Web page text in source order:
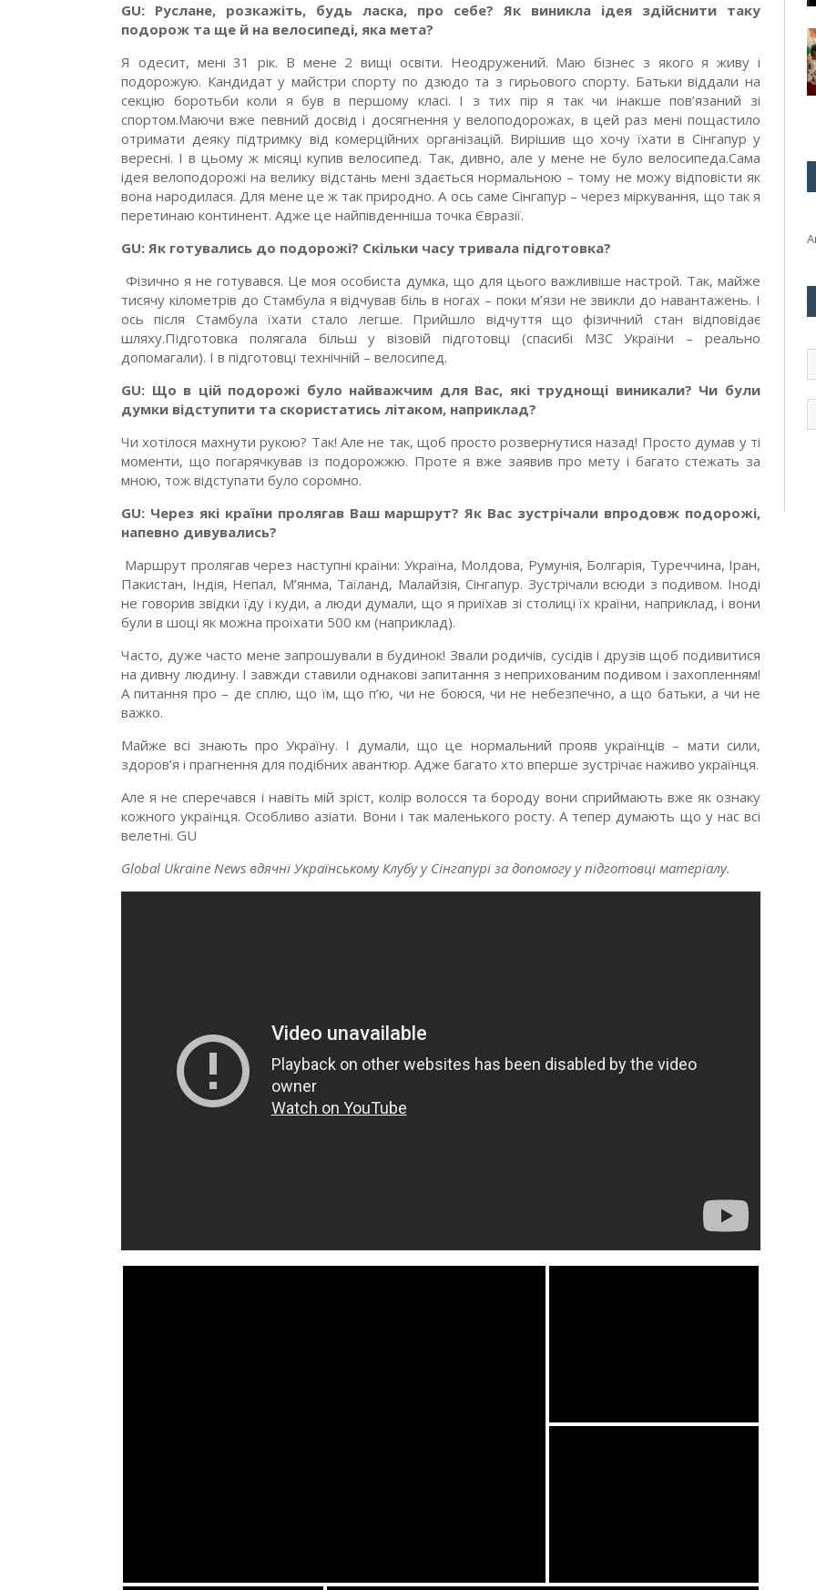
GU: Руслане, розкажіть, будь ласка, про себе? Як виникла ідея здійснити таку
подорож та ще й на велосипеді, яка мета?
Я одесит, мені 31 рік. В мене 2 вищі освіти. Неодружений. Маю бізнес з якого я живу і
подорожую. Кандидат у майстри спорту по дзюдо та з гирьового спорту. Батьки віддали на
секцію боротьби коли я був в першому класі. І з тих пір я так чи інакше пов’язаний зі
спортом.Маючи вже певний досвід і досягнення у велоподорожах, в цей раз мені пощастило
отримати деяку підтримку від комерційних організацій. Вирішив що хочу їхати в Сінгапур у
вересні. І в цьому ж місяці купив велосипед. Так, дивно, але у мене не було велосипеда.Сама
ідея велоподорожі на велику відстань мені здається нормальною – тому не можу відповісти як
вона народилася. Для мене це ж так природно. А ось саме Сінгапур – через міркування, що так я
перетинаю континент. Адже це найпівденніша точка Євразії.
GU: Як готувались до подорожі? Скільки часу тривала підготовка?
Фізично я не готувався. Це моя особиста думка, що для цього важливіше настрой. Так, майже
тисячу кілометрів до Стамбула я відчував біль в ногах – поки м’язи не звикли до навантажень. І
ось після Стамбула їхати стало легше. Прийшло відчуття що фізичний стан відповідає
шляху.Підготовка полягала більш у візовій підготовці (спасибі МЗС України – реально
допомагали). І в підготовці технічній – велосипед.
GU: Що в цій подорожі було найважчим для Вас, які труднощі виникали? Чи були
думки відступити та скористатись літаком, наприклад?
Чи хотілося махнути рукою? Так! Але не так, щоб просто розвернутися назад! Просто думав у ті
моменти, що погарячкував із подорожжю. Проте я вже заявив про мету і багато стежать за
мною, тож відступати було соромно.
GU: Через які країни пролягав Ваш маршрут? Як Вас зустрічали впродовж подорожі,
напевно дивувались?
Маршрут пролягав через наступні країни: Україна, Молдова, Румунія, Болгарія, Туреччина, Іран,
Пакистан, Індія, Непал, М’янма, Таїланд, Малайзія, Сінгапур. Зустрічали всюди з подивом. Іноді
не говорив звідки їду і куди, а люди думали, що я приїхав зі столиці їх країни, наприклад, і вони
були в шоці як можна проїхати 500 км (наприклад).
Часто, дуже часто мене запрошували в будинок! Звали родичів, сусідів і друзів щоб подивитися
на дивну людину. І завжди ставили однакові запитання з неприхованим подивом і захопленням!
А питання про – де сплю, що їм, що п’ю, чи не боюся, чи не небезпечно, а що батьки, а чи не
важко.
Майже всі знають про Україну. І думали, що це нормальний прояв українців – мати сили,
здоров’я і прагнення для подібних авантюр. Адже багато хто вперше зустрічає наживо українця.
Але я не сперечався і навіть мій зріст, колір волосся та бороду вони сприймають вже як ознаку
кожного українця. Особливо азіати. Вони і так маленького росту. А тепер думають що у нас всі
велетні. GU
Global Ukraine News вдячні Українському Клубу у Сінгапурі за допомогу у підготовці матеріалу.